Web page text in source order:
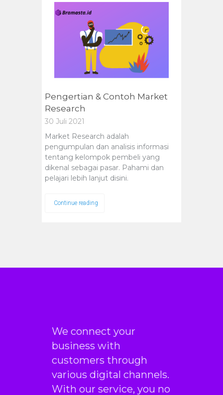
Pengertian & Contoh Market
Research
30 Juli 2021
Market Research adalah
pengumpulan dan analisis informasi
tentang kelompok pembeli yang
dikenal sebagai pasar. Pahami dan
pelajari lebih lanjut disini.
Continue reading
We connect your
business with
customers through
various digital channels.
With our service, you no